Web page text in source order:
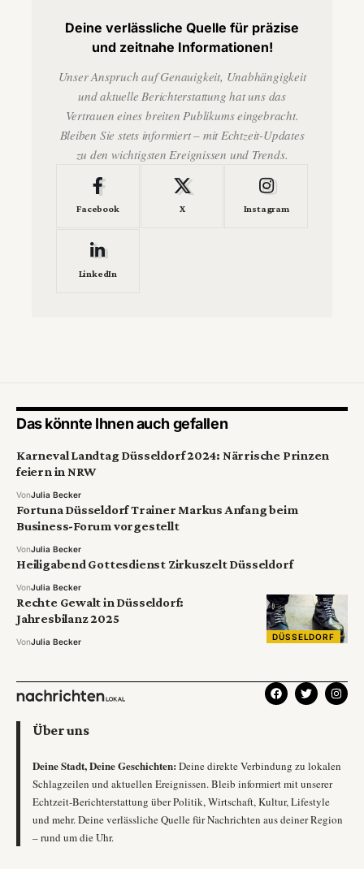
Deine verlässliche Quelle für präzise
und zeitnahe Informationen!
Unser Anspruch auf Genauigkeit, Unabhängigkeit
und aktuelle Berichterstattung hat uns das
Vertrauen eines breiten Publikums eingebracht.
Bleiben Sie stets informiert – mit Echtzeit-Updates
zu den wichtigsten Ereignissen und Trends.
Facebook X Instagram
LinkedIn
Das könnte Ihnen auch gefallen
Karneval Landtag Düsseldorf 2024: Närrische Prinzen
feiern in NRW
VonJulia Becker
Fortuna Düsseldorf Trainer Markus Anfang beim
Business-Forum vorgestellt
VonJulia Becker
Heiligabend Gottesdienst Zirkuszelt Düsseldorf
VonJulia Becker
DÜSSELDORF
Rechte Gewalt in Düsseldorf:
Jahresbilanz 2025
VonJulia Becker
Über uns
Deine Stadt, Deine Geschichten: Deine direkte Verbindung zu lokalen
Schlagzeilen und aktuellen Ereignissen. Bleib informiert mit unserer
Echtzeit-Berichterstattung über Politik, Wirtschaft, Kultur, Lifestyle
und mehr. Deine verlässliche Quelle für Nachrichten aus deiner Region
– rund um die Uhr.